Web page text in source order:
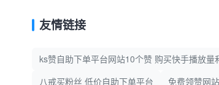
友情链接
ks赞自助下单平台网站10个赞 购买快手播放量
八戒买粉丝 低价自助下单平台
免费领赞网